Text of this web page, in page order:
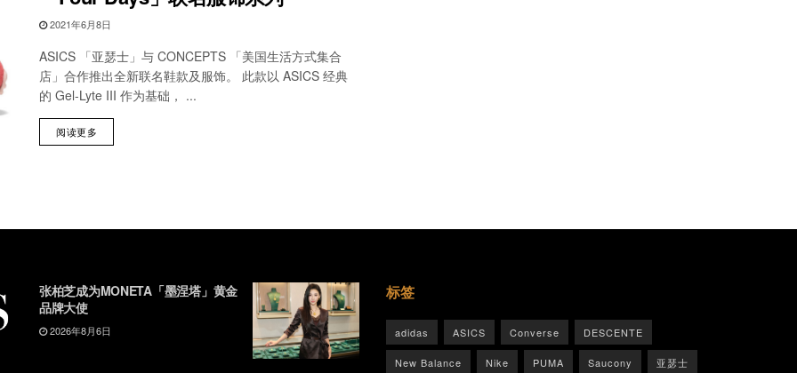
2021年6月8日
ASICS 「亚瑟士」与 CONCEPTS 「美国生活方式集合
店」合作推出全新联名鞋款及服饰。 此款以 ASICS 经典
的 Gel-Lyte III 作为基础， ...
阅读更多
张柏芝成为MONETA「墨涅塔」黄金
品牌大使
2026年8月6日
标签
adidas ASICS Converse DESCENTE
New Balance Nike PUMA Saucony 亚瑟士